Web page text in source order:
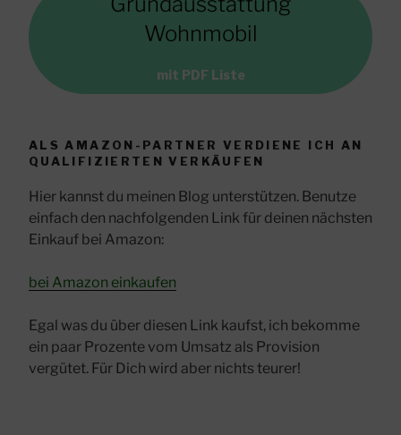
Wohnmobil
mit PDF Liste
ALS AMAZON-PARTNER VERDIENE ICH AN
QUALIFIZIERTEN VERKÄUFEN
Hier kannst du meinen Blog unterstützen. Benutze
einfach den nachfolgenden Link für deinen nächsten
Einkauf bei Amazon:
bei Amazon einkaufen
Egal was du über diesen Link kaufst, ich bekomme
ein paar Prozente vom Umsatz als Provision
vergütet. Für Dich wird aber nichts teurer!